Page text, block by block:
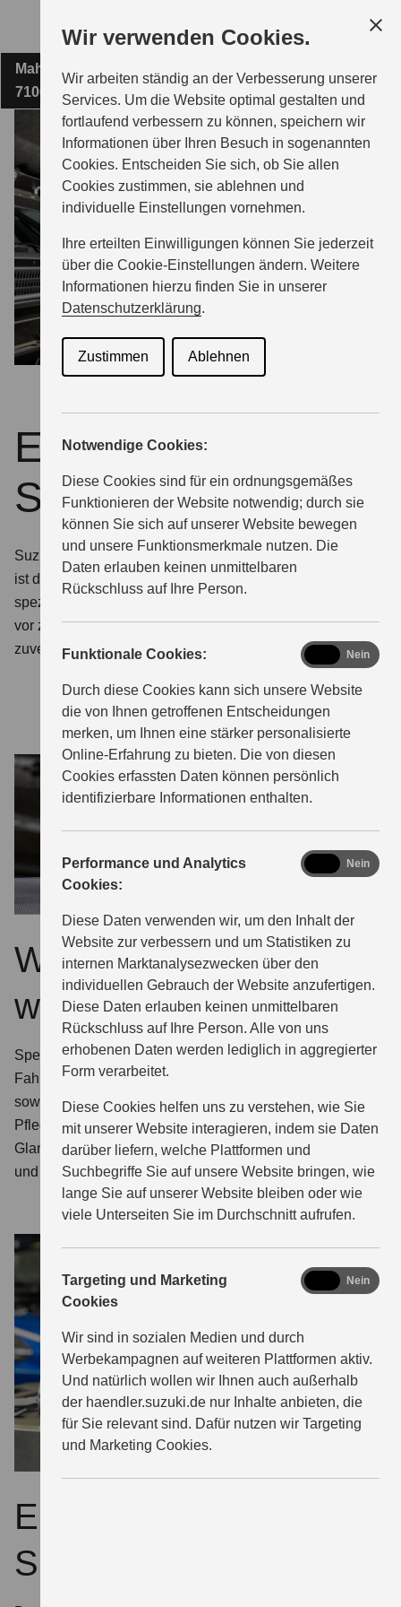
Wir verwenden Cookies.
Wir arbeiten ständig an der Verbesserung unserer
Services. Um die Website optimal gestalten und
fortlaufend verbessern zu können, speichern wir
Informationen über Ihren Besuch in sogenannten
Cookies. Entscheiden Sie sich, ob Sie allen
Cookies zustimmen, sie ablehnen und
individuelle Einstellungen vornehmen.
Ihre erteilten Einwilligungen können Sie jederzeit
über die Cookie-Einstellungen ändern. Weitere
Informationen hierzu finden Sie in unserer
Datenschutzerklärung.
Zustimmen Ablehnen
Notwendige Cookies:
Diese Cookies sind für ein ordnungsgemäßes
Funktionieren der Website notwendig; durch sie
können Sie sich auf unserer Website bewegen
und unsere Funktionsmerkmale nutzen. Die
Daten erlauben keinen unmittelbaren
Rückschluss auf Ihre Person.
Funktionale Cookies:
Durch diese Cookies kann sich unsere Website
die von Ihnen getroffenen Entscheidungen
merken, um Ihnen eine stärker personalisierte
Online-Erfahrung zu bieten. Die von diesen
Cookies erfassten Daten können persönlich
identifizierbare Informationen enthalten.
functional
Nein
Performance und Analytics
Cookies:
Diese Daten verwenden wir, um den Inhalt der
Website zur verbessern und um Statistiken zu
internen Marktanalysezwecken über den
individuellen Gebrauch der Website anzufertigen.
Diese Daten erlauben keinen unmittelbaren
Rückschluss auf Ihre Person. Alle von uns
erhobenen Daten werden lediglich in aggregierter
Form verarbeitet.
Diese Cookies helfen uns zu verstehen, wie Sie
mit unserer Website interagieren, indem sie Daten
darüber liefern, welche Plattformen und
Suchbegriffe Sie auf unsere Website bringen, wie
lange Sie auf unserer Website bleiben oder wie
viele Unterseiten Sie im Durchschnitt aufrufen.
analyticsNein
Targeting und Marketing
Cookies
Wir sind in sozialen Medien und durch
Werbekampagnen auf weiteren Plattformen aktiv.
Und natürlich wollen wir Ihnen auch außerhalb
der haendler.suzuki.de nur Inhalte anbieten, die
für Sie relevant sind. Dafür nutzen wir Targeting
und Marketing Cookies.
marketing
Nein
Hauptinhalt
AUTOHAUS KÖRNER GMBH
MODELLE
ZUBEHÖR
BERATUNG & KAUF
GESCHÄFTSKUNDEN
ÜBER UNS
Mahdentalstraße 86
71065 Sindelfingen
ECSTAR by
Suzuki
Suzuki Qualität auch bei Schutz und Pflege. ECSTAR
ist die von Suzuki entwickelte Marke für Motoröle und
spezielle Pflegeprodukte. So schützen Sie Ihr Fahrzeug
vor zu schnellem Verschleiß. Damit er so langlebig und
zuverlässig bleibt, wie Sie es von Suzuki gewohnt sind.
Warum ECSTAR
wählen?
Speziell für Suzuki entwickelt. Bei uns finden Sie für jeden
Fahrzeugtyp das optimal geeignete ECSTAR Motoröl
sowie die komplette Serie zertifizierter ECSTAR
Pflegemittel: Glasreiniger, Insektenentferner, Enteiser,
Glanzspray, Innenraumreiniger, Felgenreiniger, Bremsen-
und Teilereiniger.
ECSTAR – extra für
Suzuki